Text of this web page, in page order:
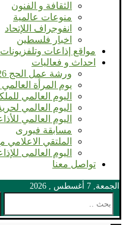
الثقافة و الفنون
منوعات عالمية
انفوجراف اللإتحاد
اخبار فلسطين
مواقع إذاعات وتلفزيونات
احداث و فعاليات
ورشة عمل الحج 2026
يوم المرأة العالمي 2026
اليوم العالمي
اليوم العالمي لحرية
اليوم العالمي للأذاعة
مسابقة فيورى
الملتقي الاعلامي
اليوم العالمى للإذاعة
تواصل معنا
الجمعة, 7 أغسطس , 2026